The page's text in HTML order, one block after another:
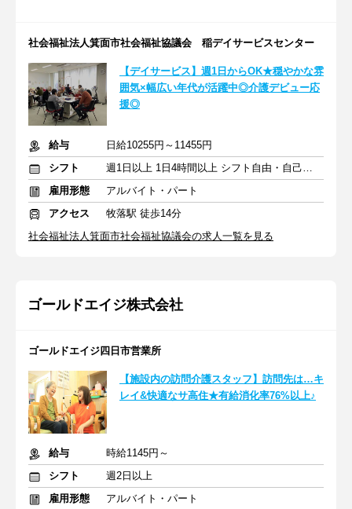
社会福祉法人箕面市社会福祉協議会 稲デイサービスセンター
【デイサービス】週1日からOK★穏やかな雰
囲気×幅広い年代が活躍中◎介護デビュー応
援◎
給与
日給10255円～11455円
シフト
週1日以上 1日4時間以上 シフト自由・自己申告
雇用形態
アルバイト・パート
アクセス
牧落駅 徒歩14分
社会福祉法人箕面市社会福祉協議会の求人一覧を見る
ゴールドエイジ株式会社
ゴールドエイジ四日市営業所
【施設内の訪問介護スタッフ】訪問先は…キ
レイ&快適なサ高住★有給消化率76%以上♪
給与
時給1145円～
シフト
週2日以上
雇用形態
アルバイト・パート